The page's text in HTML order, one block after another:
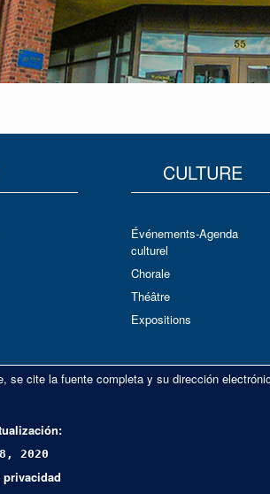
CULTURE
Événements-Agenda
culturel
Chorale
Théâtre
Expositions
cite la fuente completa y su dirección
2020